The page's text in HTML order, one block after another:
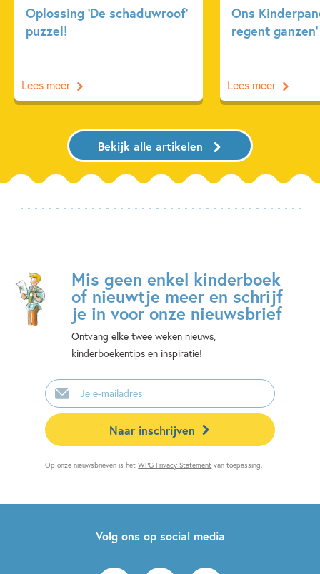
Oplossing ‘De schaduwroof’
puzzel!
Lees meer
Ons
regent ganzen’
Lees meer
Bekijk alle artikelen
Mis geen enkel kinderboek
of nieuwtje meer en schrijf
je in voor onze nieuwsbrief
Ontvang elke twee weken nieuws,
kinderboekentips en inspiratie!
E-
mailadres
Naar inschrijven
Op onze nieuwsbrieven is hetWPG Privacy Statement van toepassing.
Volg ons op social media